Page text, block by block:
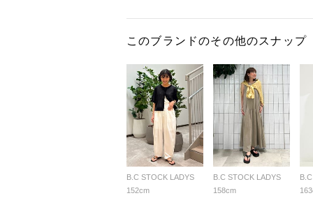
このブランドのその他のスナップ
B.C STOCK LADYS
152cm
B.C STOCK LADYS
158cm